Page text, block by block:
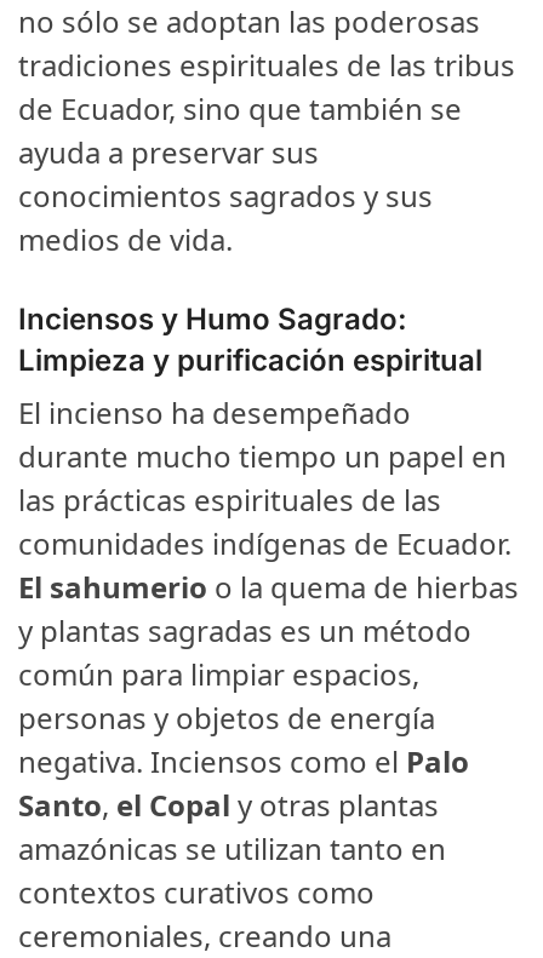
no sólo se adoptan las poderosas
tradiciones espirituales de las tribus
de Ecuador, sino que también se
ayuda a preservar sus
conocimientos sagrados y sus
medios de vida.
Inciensos y Humo Sagrado:
Limpieza y purificación espiritual
El incienso ha desempeñado
durante mucho tiempo un papel en
las prácticas espirituales de las
comunidades indígenas de Ecuador.
El sahumerio o la quema de hierbas
y plantas sagradas es un método
común para limpiar espacios,
personas y objetos de energía
negativa. Inciensos como el Palo
Santo, el Copal y otras plantas
amazónicas se utilizan tanto en
contextos curativos como
ceremoniales, creando una